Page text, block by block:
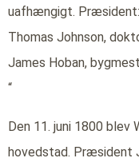
uafhængigt. Præsident:
Thomas Johnson,
James Hoban,
“
Den 11. juni 1800 blev
hovedstad. Præsident